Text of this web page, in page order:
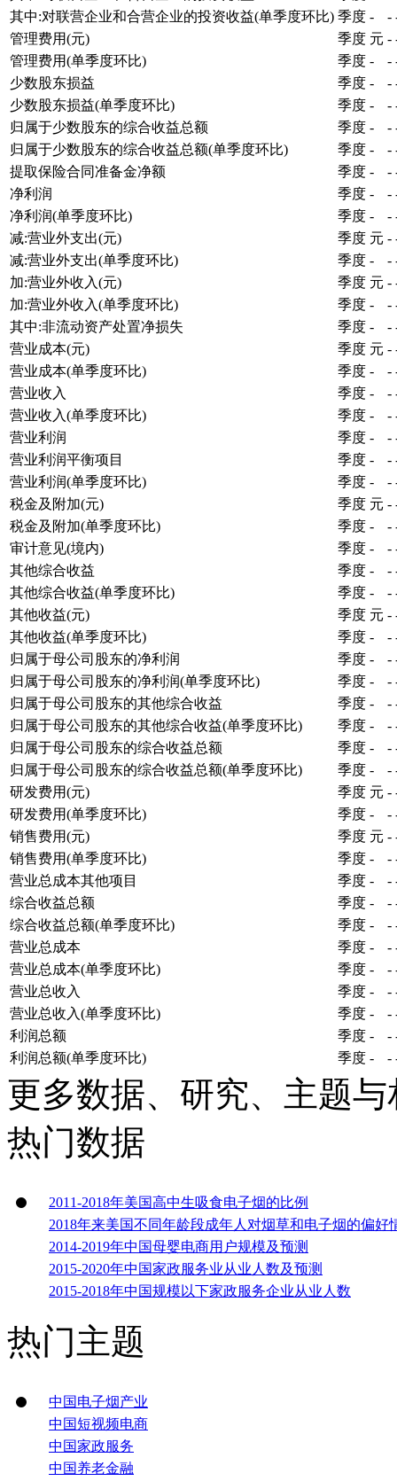
其中:对联营企业和合营企业的投资收益(单季度环比) 季度 - -
管理费用(元)
季度 元 -
管理费用(单季度环比)
季度 - -
少数股东损益
季度 - -
少数股东损益(单季度环比)
季度 - -
归属于少数股东的综合收益总额
季度 - -
归属于少数股东的综合收益总额(单季度环比)
季度 - -
提取保险合同准备金净额
季度 - -
净利润
季度 - -
净利润(单季度环比)
季度 - -
减:营业外支出(元)
季度 元 -
减:营业外支出(单季度环比)
季度 - -
加:营业外收入(元)
季度 元 -
加:营业外收入(单季度环比)
季度 - -
其中:非流动资产处置净损失
季度 - -
营业成本(元)
季度 元 -
营业成本(单季度环比)
季度 - -
营业收入
季度 - -
营业收入(单季度环比)
季度 - -
营业利润
季度 - -
营业利润平衡项目
季度 - -
营业利润(单季度环比)
季度 - -
税金及附加(元)
季度 元 -
税金及附加(单季度环比)
季度 - -
审计意见(境内)
季度 - -
其他综合收益
季度 - -
其他综合收益(单季度环比)
季度 - -
其他收益(元)
季度 元 -
其他收益(单季度环比)
季度 - -
归属于母公司股东的净利润
季度 - -
归属于母公司股东的净利润(单季度环比)
季度 - -
归属于母公司股东的其他综合收益
季度 - -
归属于母公司股东的其他综合收益(单季度环比)
季度 - -
归属于母公司股东的综合收益总额
季度 - -
归属于母公司股东的综合收益总额(单季度环比)
季度 - -
研发费用(元)
季度 元 -
研发费用(单季度环比)
季度 - -
销售费用(元)
季度 元 -
销售费用(单季度环比)
季度 - -
营业总成本其他项目
季度 - -
综合收益总额
季度 - -
综合收益总额(单季度环比)
季度 - -
营业总成本
季度 - -
营业总成本(单季度环比)
季度 - -
营业总收入
季度 - -
营业总收入(单季度环比)
季度 - -
利润总额
季度 - -
利润总额(单季度环比)
季度 - -
更多数据、研究、主题
热门数据
2011-2018年美国高中生吸食电子烟的比例
2018年来美国不同年龄段成年人对烟草和电子烟的偏好
2014-2019年中国母婴电商用户规模及预测
2015-2020年中国家政服务业从业人数及预测
2015-2018年中国规模以下家政服务企业从业人数
热门主题
中国电子烟产业
中国短视频电商
中国家政服务
中国养老金融